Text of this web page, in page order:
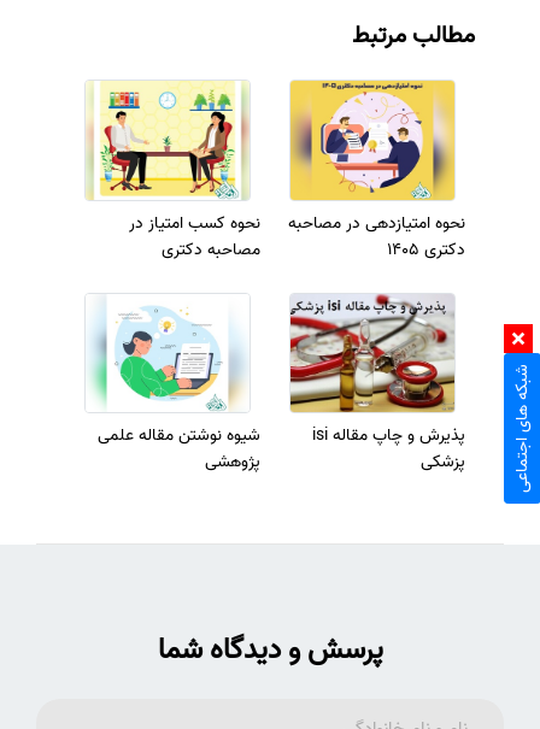
مطالب مرتبط
نحوه امتیازدهی در مصاحبه
دکتری 1405
نحوه کسب امتیاز در
مصاحبه دکتری
پذیرش و چاپ مقاله isi
پزشکی
شیوه نوشتن مقاله علمی
پژوهشی
پرسش و دیدگاه شما
شبکه های اجتماعی